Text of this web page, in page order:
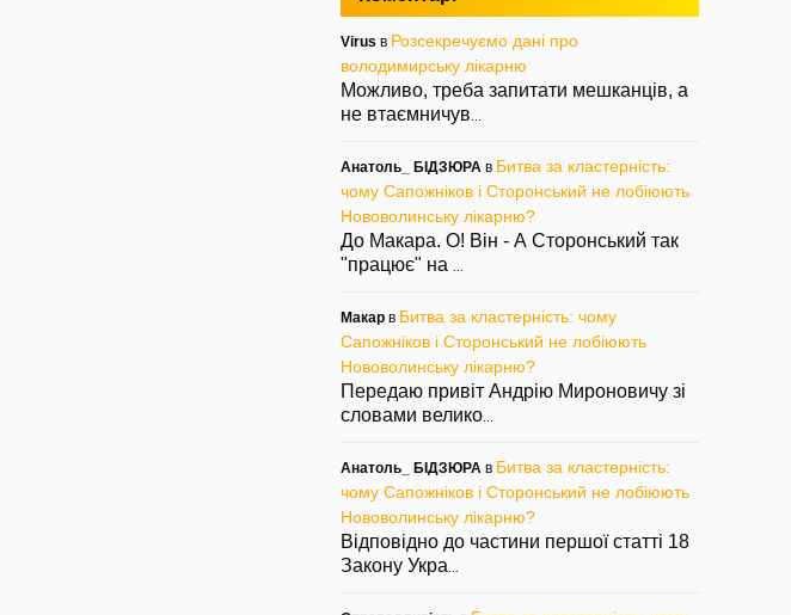
Virus в Розсекречуємо дані про
володимирську лікарню
Можливо, треба запитати мешканців, а
не втаємничув
Анатоль_ БІДЗЮРА в Битва за кластерність:
чому Сапожніков і Сторонський не лобіюють
Нововолинську лікарню?
До Макара. О! Він - А Сторонський так
"працює" на
Макар в Битва за кластерність: чому
Сапожніков і Сторонський не лобіюють
Нововолинську лікарню?
Передаю привіт Андрію Мироновичу зі
словами велико
Анатоль_ БІДЗЮРА в Битва за кластерність:
чому Сапожніков і Сторонський не лобіюють
Нововолинську лікарню?
Відповідно до частини першої статті 18
Закону Укра